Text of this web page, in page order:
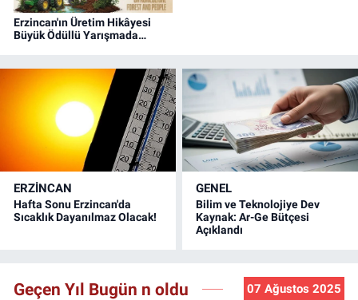
Erzincan'ın Üretim Hikâyesi
Büyük Ödüllü Yarışmada
ERZINCAN
Hafta Sonu Erzincan'da
Sıcaklık Dayanılmaz Olacak!
GENEL
Bilim ve Teknolojiye Dev
Kaynak: Ar-Ge Bütçesi
Açıklandı
Geçen Yıl Bugün n oldu 07 Ağustos 2025